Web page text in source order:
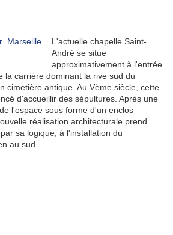
L'actuelle chapelle Saint-
André se situe
approximativement à l'entrée
la carrière dominant la rive sud du
cimetière antique. Au Vème siècle, cette
d'accueillir des sépultures. Après une
l'espace sous forme d'un enclos
réalisation architecturale prend
sa logique, à l'installation du
au sud.